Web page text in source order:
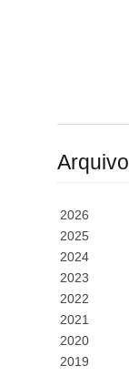
Arquivo
2026
2025
2024
2023
2022
2021
2020
2019